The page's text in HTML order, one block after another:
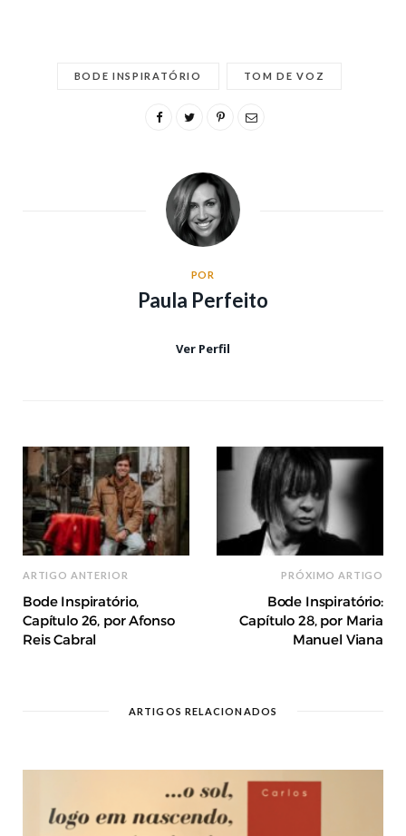
BODE INSPIRATÓRIO TOM DE VOZ
POR
Paula Perfeito
Ver Perfil
ARTIGO ANTERIOR
Bode Inspiratório,
Capítulo 26, por Afonso
Reis Cabral
PRÓXIMO ARTIGO
Bode Inspiratório:
Capítulo 28, por Maria
Manuel Viana
ARTIGOS RELACIONADOS